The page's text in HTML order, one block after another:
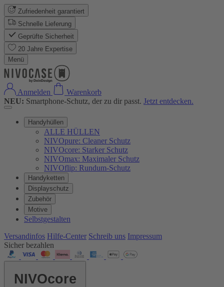
Zufriedenheit garantiert
Schnelle Lieferung
Geprüfte Sicherheit
20 Jahre Expertise
Menü
Anmelden
Warenkorb
NEU: Smartphone-Schutz, der zu dir passt. Jetzt entdecken.
Handyhüllen
ALLE HÜLLEN
NIVOpure: Cleaner Schutz
NIVOcore: Starker Schutz
NIVOmax: Maximaler Schutz
NIVOflip: Rundum-Schutz
Handyketten
Displayschutz
Zubehör
Motive
Selbstgestalten
Versandinfos Hilfe-Center Schreib uns Impressum
Sicher bezahlen
NIVOcore